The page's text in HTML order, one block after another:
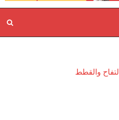
التفاح والقطط